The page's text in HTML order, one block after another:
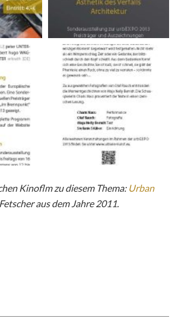
Kinoflm zu diesem Thema: Urban
aus dem Jahre 2011.